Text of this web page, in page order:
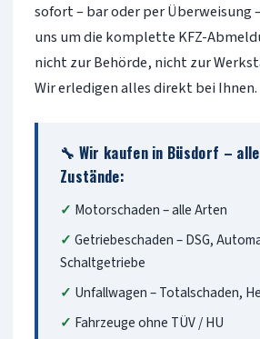
sofort – bar oder per Überweisung
uns um die komplette KFZ-
nicht zur Behörde, nicht zur
Wir erledigen alles direkt bei Ihnen.
🔧 Wir kaufen in Büsdorf –
Zustände:
Motorschaden – alle Arten
Getriebeschaden – DSG,
Schaltgetriebe
Unfallwagen – Totalschaden,
Fahrzeuge ohne TÜV / HU